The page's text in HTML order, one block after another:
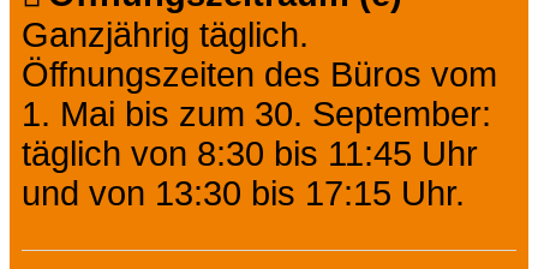
Ganzjährig täglich.
Öffnungszeiten des Büros vom
1. Mai bis zum 30. September:
täglich von 8:30 bis 11:45 Uhr
und von 13:30 bis 17:15 Uhr.